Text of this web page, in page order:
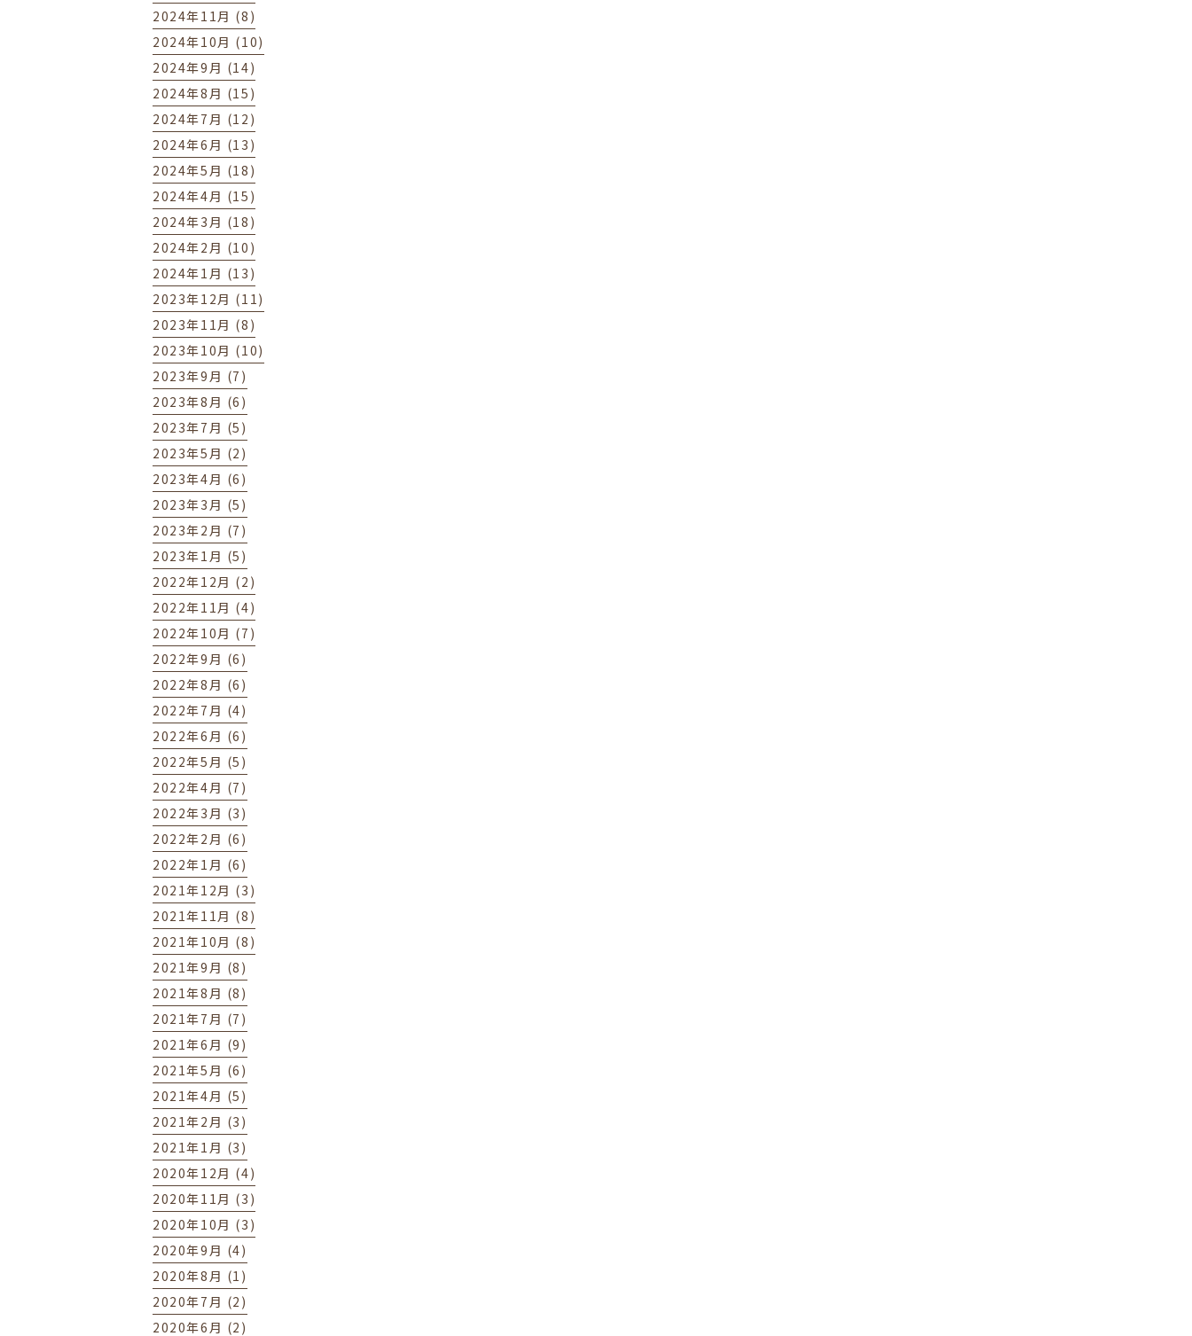
2024年11月 (8)
2024年10月 (10)
2024年9月 (14)
2024年8月 (15)
2024年7月 (12)
2024年6月 (13)
2024年5月 (18)
2024年4月 (15)
2024年3月 (18)
2024年2月 (10)
2024年1月 (13)
2023年12月 (11)
2023年11月 (8)
2023年10月 (10)
2023年9月 (7)
2023年8月 (6)
2023年7月 (5)
2023年5月 (2)
2023年4月 (6)
2023年3月 (5)
2023年2月 (7)
2023年1月 (5)
2022年12月 (2)
2022年11月 (4)
2022年10月 (7)
2022年9月 (6)
2022年8月 (6)
2022年7月 (4)
2022年6月 (6)
2022年5月 (5)
2022年4月 (7)
2022年3月 (3)
2022年2月 (6)
2022年1月 (6)
2021年12月 (3)
2021年11月 (8)
2021年10月 (8)
2021年9月 (8)
2021年8月 (8)
2021年7月 (7)
2021年6月 (9)
2021年5月 (6)
2021年4月 (5)
2021年2月 (3)
2021年1月 (3)
2020年12月 (4)
2020年11月 (3)
2020年10月 (3)
2020年9月 (4)
2020年8月 (1)
2020年7月 (2)
2020年6月 (2)